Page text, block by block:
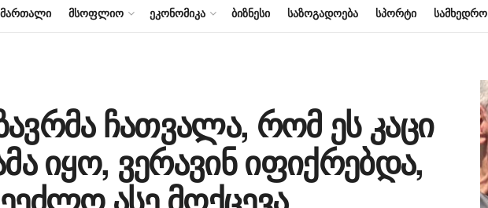
ᲛᲡᲝᲤᲚᲘᲝ ᲔᲙᲝᲜᲝᲛᲘᲙᲐ ᲑᲘᲖᲜᲔᲡᲘ ᲡᲐᲖᲝᲒᲐᲓᲝᲔᲑᲐ ᲡᲞᲝᲠᲢᲘ ᲡᲐᲛᲮᲔᲓᲠᲝ
ჩათვალა, რომ ეს კაცი
იყო, ვერავინ იფიქრებდა,